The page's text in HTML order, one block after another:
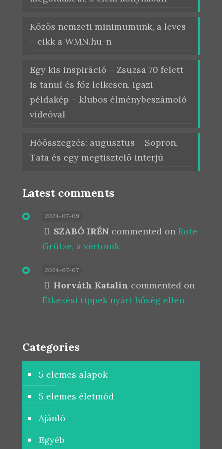
Közös nemzeti minimumunk, a leves
– cikk a WMN.hu-n
Egy kis inspiráció – Zsuzsa 70 felett
is tanul és főz lelkesen, igazi
példakép – klubos élménybeszámoló
videóval
Hóösszegzés: augusztus – Sopron,
Tata és egy megtisztelő interjú
Latest comments
2024-07-09
SZABÓ IRÉN commented on Rote
Grütze, a vértonik
2024-07-07
Horváth Katalin commented on
Étkezési tippek nyári hőség ellen
Categories
5 elemes alapok
5 elemes életmód
Ajánló
Egyéb